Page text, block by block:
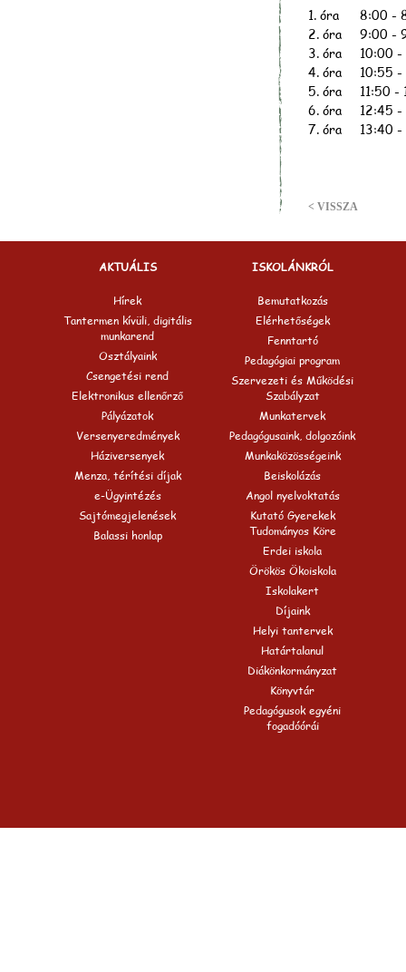
1. óra
8:00 -
2. óra
9:00 -
3. óra
10:00 -
4. óra
10:55 -
5. óra
11:50 -
6. óra
12:45 -
7. óra
13:40 -
< VISSZA
AKTUÁLIS
Hírek
Tantermen kívüli, digitális
munkarend
Osztályaink
Csengetési rend
Elektronikus ellenőrző
Pályázatok
Versenyeredmények
Háziversenyek
Menza, térítési díjak
e-Ügyintézés
Sajtómegjelenések
Balassi honlap
ISKOLÁNKRÓL
Bemutatkozás
Elérhetőségek
Fenntartó
Pedagógiai program
Szervezeti és Működési
Szabályzat
Munkatervek
Pedagógusaink, dolgozóink
Munkaközösségeink
Beiskolázás
Angol nyelvoktatás
Kutató Gyerekek
Tudományos Köre
Erdei iskola
Örökös Ökoiskola
Iskolakert
Díjaink
Helyi tantervek
Határtalanul
Diákönkormányzat
Könyvtár
Pedagógusok egyéni
fogadóórái